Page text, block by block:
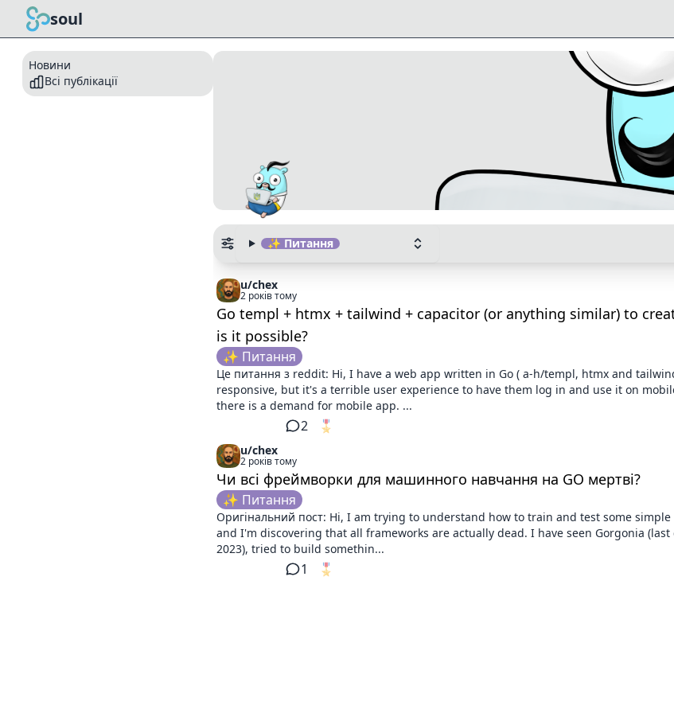
soul
Новини
Всі публікації
✨ Питання
u/chex
2 років тому
Go templ + htmx + tailwind + capacitor (or anything similar) to
is it possible?
✨ Питання
Це питання з reddit: Hi, I have a web app written in Go ( a-h/templ, htmx and
responsive, but it's a terrible user experience to have them log in and use it on
there is a demand for mobile app. ...
2 🎖️
u/chex
2 років тому
Чи всі фреймворки для машинного навчання на GO мертві?
✨ Питання
Оригінальний пост: Hi, I am trying to understand how to train and test some
and I'm discovering that all frameworks are actually dead. I have seen Gorgonia
2023), tried to build somethin...
1 🎖️